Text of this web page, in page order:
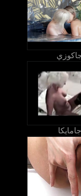
جامايكا